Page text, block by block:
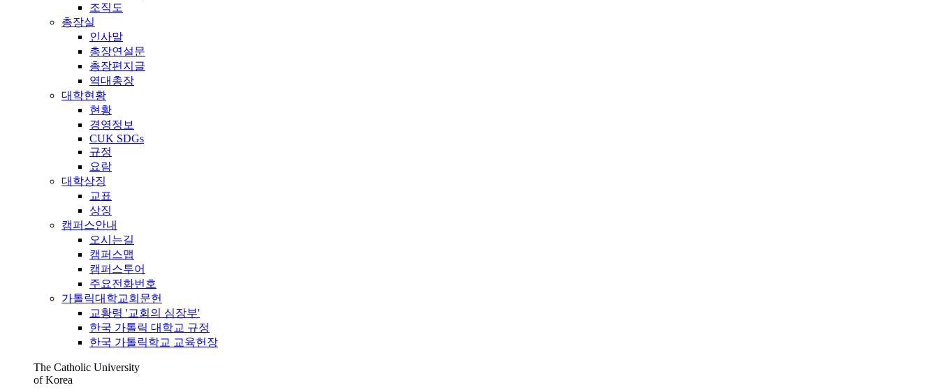
조직도
총장실
인사말
총장연설문
총장편지글
역대총장
대학현황
현황
경영정보
CUK SDGs
규정
요람
대학상징
교표
상징
캠퍼스안내
오시는길
캠퍼스맵
캠퍼스투어
주요전화번호
가톨릭대학교회문헌
교황령 '교회의 심장부'
한국 가톨릭 대학교 규정
한국 가톨릭학교 교육헌장
The Catholic University
of Korea